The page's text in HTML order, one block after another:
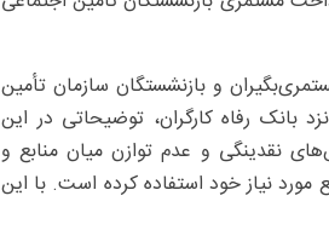
و بازنشستگان سازمان تأمین
بانک رفاه کارگران، توضیحاتی در این
نقدینگی و عدم توازن میان منابع و
مورد نیاز خود استفاده کرده است. با این